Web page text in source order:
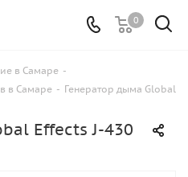
0
в Самаре -
в Самаре - Генератор дыма Global
Effects J-430